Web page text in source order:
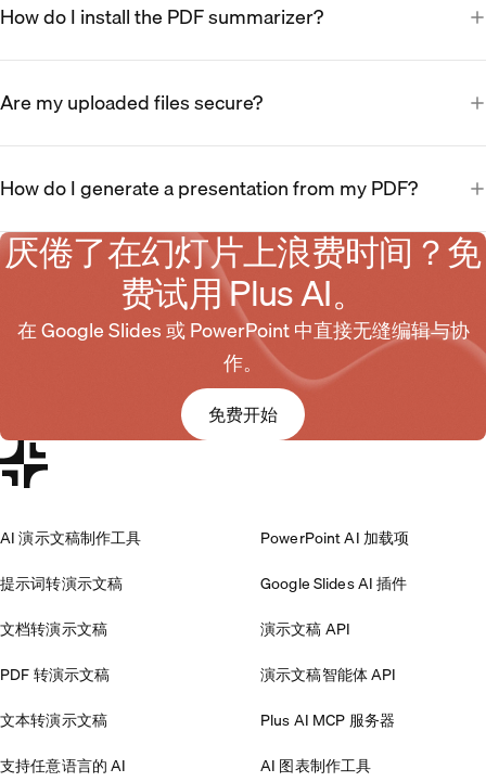
How do I install the PDF summarizer?
Are my uploaded files secure?
How do I generate a presentation from my PDF?
厌倦了在幻灯片上浪费时间？免
费试用 Plus AI。
在 Google Slides 或 PowerPoint 中直接无缝编辑与协
作。
免费开始
AI 演示文稿制作工具
提示词转演示文稿
文档转演示文稿
PDF 转演示文稿
文本转演示文稿
支持任意语言的 AI
PowerPoint AI 加载项
Google Slides AI 插件
演示文稿 API
演示文稿智能体 API
Plus AI MCP 服务器
AI 图表制作工具